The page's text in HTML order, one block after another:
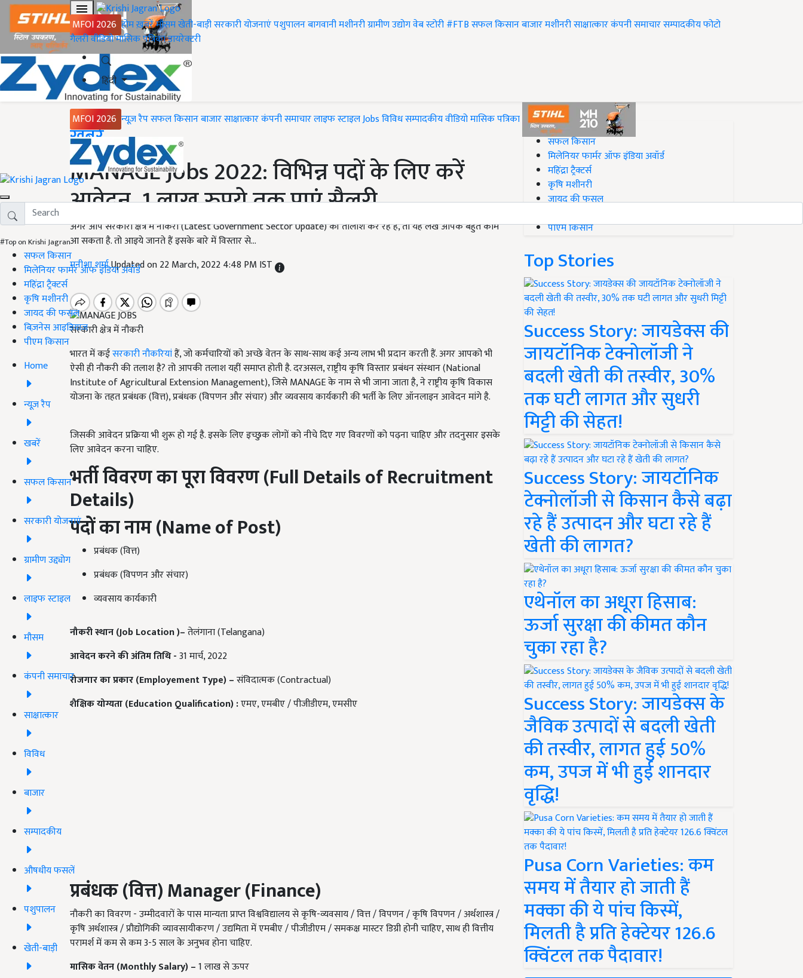
MFOI 2026 होमख़बरेंमौसमखेती-बाड़ीसरकारी योजनाएंपशुपालनबागवानीमशीनरीग्रामीण उद्योगवेब स्टोरी#FTBसफल किसानबाजारमशीनरीसाक्षात्कारकंपनी समाचारसम्पादकीयफोटो
गैलरीवीडियोमासिक पत्रिकाडायरेक्टरी
हिंदी
MFOI 2026 न्यूज़ रैपसफल किसानबाजारसाक्षात्कारकंपनी समाचारलाइफ स्टाइलJobsविविधसम्पादकीयवीडियोमासिक पत्रिका
#Top on Krishi Jagran
सफल किसान
मिलेनियर फार्मर ऑफ इंडिया अवॉर्ड
महिंद्रा ट्रैक्टर्स
कृषि मशीनरी
जायद की फसल
बिज़नेस आइडियाज
पीएम किसान
Home
न्यूज़ रैप
खबरें
सफल किसान
सरकारी योजनाएं
ग्रामीण उद्द्योग
लाइफ स्टाइल
मौसम
कंपनी समाचार
साक्षात्कार
विविध
बाजार
सम्पादकीय
औषधीय फसलें
पशुपालन
खेती-बाड़ी
Home
ख़बरें
MANAGE Jobs 2022: विभिन्न पदों के लिए करें
आवेदन, 1 लाख रुपये तक पाएं सैलरी
अगर आप सरकारी क्षेत्र में नौकरी (Latest Government Sector Update) की तालाश कर रहे हैं, तो यह लेख आपके बहुत काम
आ सकता है. तो आइये जानते हैं इसके बारे में विस्तार से...
मनीशा शर्माUpdated on 22 March, 2022 4:48 PM IST
सरकारी क्षेत्र में नौकरी
भारत में कईसरकारी नौकरियांहैं, जो कर्मचारियों को अच्छे वेतन के साथ-साथ कई अन्य लाभ भी प्रदान करती हैं. अगर आपको भी
ऐसी ही नौकरी की तलाश है? तो आपकी तलाश यहीं समाप्त होती है. दरअसल, राष्ट्रीय कृषि विस्तार प्रबंधन संस्थान (National
Institute of Agricultural Extension Management), जिसे MANAGE के नाम से भी जाना जाता है, ने राष्ट्रीय कृषि विकास
योजना के तहत प्रबंधक (वित्त), प्रबंधक (विपणन और संचार) और व्यवसाय कार्यकारी की भर्ती के लिए ऑनलाइन आवेदन मांगे है.
जिसकी आवेदन प्रक्रिया भी शुरू हो गई है. इसके लिए इच्छुक लोगों को नीचे दिए गए विवरणों को पढ़ना चाहिए और तदनुसार इसके
लिए आवेदन करना चाहिए.
भर्ती विवरण का पूरा विवरण(Full Details of Recruitment
Details)
पदों का नाम (Name of Post)
प्रबंधक (वित्त)
प्रबंधक (विपणन और संचार)
व्यवसाय कार्यकारी
नौकरी स्थान (Job Location )–तेलंगाना (Telangana)
आवेदन करने की अंतिम तिथि -31 मार्च, 2022
रोजगार का प्रकार (Employement Type) –संविदात्मक (Contractual)
शैक्षिक योग्यता (Education Qualification) :एमए,एमबीए / पीजीडीएम,एमसीए
प्रबंधक (वित्त)Manager (Finance)
नौकरी का विवरण - उम्मीदवारों के पास मान्यता प्राप्त विश्वविद्यालय से कृषि-व्यवसाय / वित्त / विपणन / कृषि विपणन / अर्थशास्त्र /
कृषि अर्थशास्त्र / प्रौद्योगिकी व्यावसायीकरण / उद्यमिता में एमबीए / पीजीडीएम / समकक्ष मास्टर डिग्री होनी चाहिए,साथ ही वित्तीय
परामर्श में कम से कम 3-5 साल के अनुभव होना चाहिए.
मासिक वेतन (Monthly Salary) –1 लाख से ऊपर
#Top on Krishi Jagran
सफल किसान
मिलेनियर फार्मर ऑफ इंडिया अवॉर्ड
महिंद्रा ट्रैक्टर्स
कृषि मशीनरी
जायद की फसल
पीएम किसान
Top Stories
Success Story: जायडेक्स की
जायटॉनिक टेक्नोलॉजी ने
बदली खेती की तस्वीर, 30%
तक घटी लागत और सुधरी
मिट्टी की सेहत!
Success Story: जायटॉनिक
टेक्नोलॉजी से किसान कैसे बढ़ा
रहे हैं उत्पादन और घटा रहे हैं
खेती की लागत?
एथेनॉल का अधूरा हिसाब:
ऊर्जा सुरक्षा की कीमत कौन
चुका रहा है?
Success Story: जायडेक्स के
जैविक उत्पादों से बदली खेती
की तस्वीर, लागत हुई 50%
कम, उपज में भी हुई शानदार
वृद्धि!
Pusa Corn Varieties: कम
समय में तैयार हो जाती हैं
मक्का की ये पांच किस्में,
मिलती है प्रति हेक्टेयर 126.6
क्विंटल तक पैदावार!